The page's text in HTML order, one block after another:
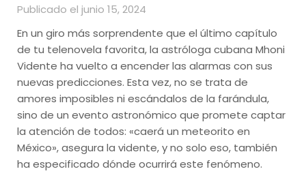
Publicado el junio 15, 2024
En un giro más sorprendente que el último capítulo
de tu telenovela favorita, la astróloga cubana Mhoni
Vidente ha vuelto a encender las alarmas con sus
nuevas predicciones. Esta vez, no se trata de
amores imposibles ni escándalos de la farándula,
sino de un evento astronómico que promete captar
la atención de todos: «caerá un meteorito en
México», asegura la vidente, y no solo eso, también
ha especificado dónde ocurrirá este fenómeno.